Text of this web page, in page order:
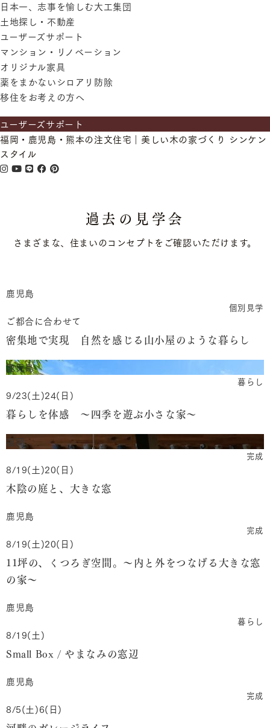
日本一、志事を愉しむ大工集団
土地探し・不動産
ユーザーズサポート
マンション・リノベーション
オリジナル家具
薬をまかないシロアリ防除
移住をお考えの方へ
ユーザーズサポート
福岡・鹿児島・熊本の注文住宅｜美しい木の家づくり シンケン
スタイル
過去の見学会
さまざまな、住まいのコンセプトをご確認いただけます。
鹿児島
個別見学
ご都合に合わせて
密集地で実現 自然を感じる山小屋のような暮らし
鹿児島
暮らし
9/23(土)24(日)
暮らしを体感 ～四季を遊ぶ小さな家～
福岡
完成
8/19(土)20(日)
木陰の庭と、大きな窓
鹿児島
完成
8/19(土)20(日)
11坪の、くつろぎ空間。～内と外をつなげる大きな窓
の家～
鹿児島
暮らし
8/19(土)
Small Box / やまなみの窓辺
鹿児島
完成
8/5(土)6(日)